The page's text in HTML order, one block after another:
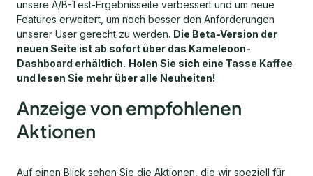
unsere A/B-Test-Ergebnisseite verbessert und um neue
Features erweitert, um noch besser den Anforderungen
unserer User gerecht zu werden. Die Beta-Version der
neuen Seite ist ab sofort über das Kameleoon-
Dashboard erhältlich. Holen Sie sich eine Tasse Kaffee
und lesen Sie mehr über alle Neuheiten!
Anzeige von empfohlenen
Aktionen
Auf einen Blick sehen Sie die Aktionen, die wir speziell für